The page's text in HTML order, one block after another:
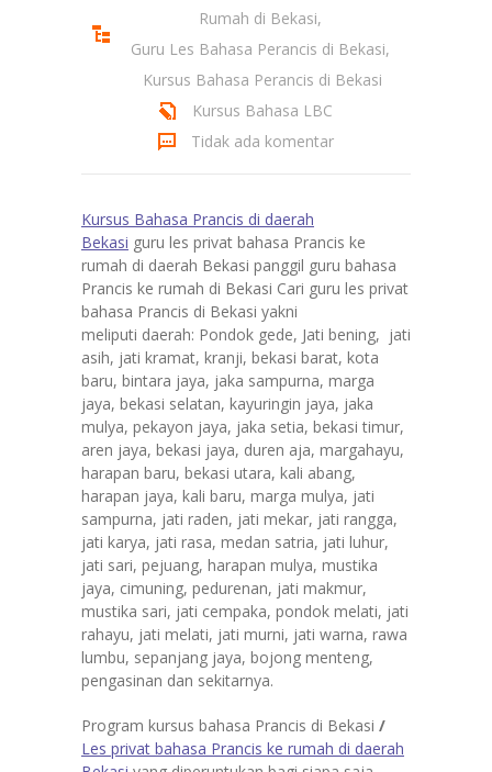
Rumah di Bekasi,
Guru Les Bahasa Perancis di Bekasi,
Kursus Bahasa Perancis di Bekasi
Kursus Bahasa LBC
Tidak ada komentar
Kursus Bahasa Prancis di daerah
Bekasi guru les privat bahasa Prancis ke
rumah di daerah Bekasi panggil guru bahasa
Prancis ke rumah di Bekasi Cari guru les privat
bahasa Prancis di Bekasi yakni
meliputi daerah: Pondok gede, Jati bening, jati
asih, jati kramat, kranji, bekasi barat, kota
baru, bintara jaya, jaka sampurna, marga
jaya, bekasi selatan, kayuringin jaya, jaka
mulya, pekayon jaya, jaka setia, bekasi timur,
aren jaya, bekasi jaya, duren aja, margahayu,
harapan baru, bekasi utara, kali abang,
harapan jaya, kali baru, marga mulya, jati
sampurna, jati raden, jati mekar, jati rangga,
jati karya, jati rasa, medan satria, jati luhur,
jati sari, pejuang, harapan mulya, mustika
jaya, cimuning, pedurenan, jati makmur,
mustika sari, jati cempaka, pondok melati, jati
rahayu, jati melati, jati murni, jati warna, rawa
lumbu, sepanjang jaya, bojong menteng,
pengasinan dan sekitarnya.
Program kursus bahasa Prancis di Bekasi /
Les privat bahasa Prancis ke rumah di daerah